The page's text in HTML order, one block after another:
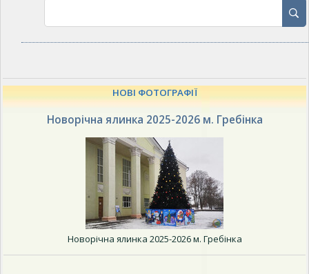
НОВІ ФОТОГРАФІЇ
Новорічна ялинка 2025-2026 м. Гребінка
Новорічна ялинка 2025-2026 м. Гребінка